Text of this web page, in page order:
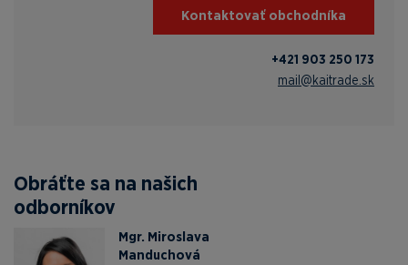
Kontaktovať obchodníka
+421 903 250 173
mail@kaitrade.sk
Obráťte sa na našich
odborníkov
Mgr. Miroslava
Manduchová